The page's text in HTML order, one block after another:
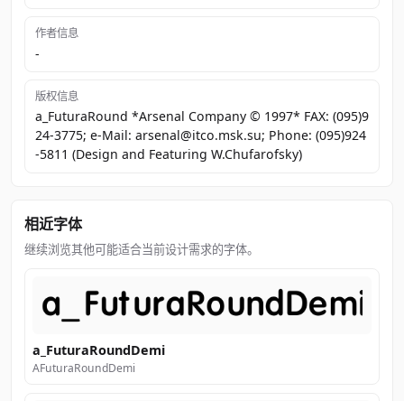
作者信息
-
版权信息
a_FuturaRound *Arsenal Company © 1997* FAX: (095)9
24-3775; e-Mail: arsenal@itco.msk.su; Phone: (095)924
-5811 (Design and Featuring W.Chufarofsky)
相近字体
继续浏览其他可能适合当前设计需求的字体。
a_FuturaRoundDemi
AFuturaRoundDemi